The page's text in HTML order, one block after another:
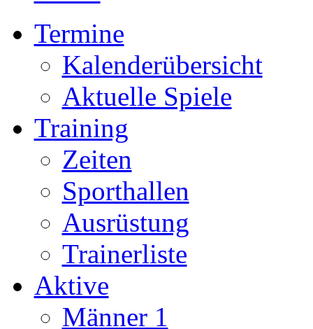
Termine
Kalenderübersicht
Aktuelle Spiele
Training
Zeiten
Sporthallen
Ausrüstung
Trainerliste
Aktive
Männer 1